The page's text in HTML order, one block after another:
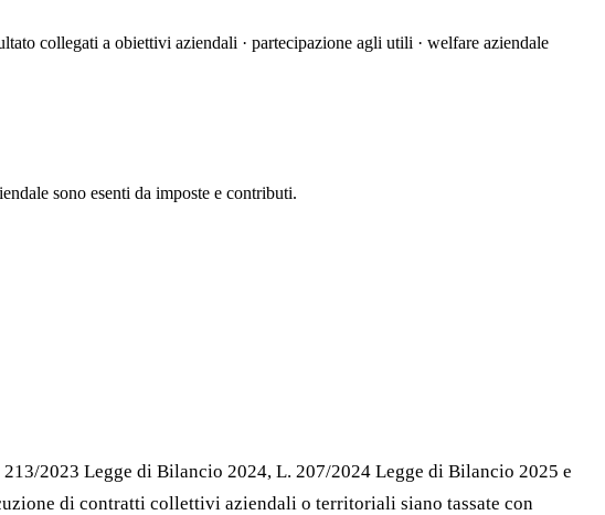
collegati a obiettivi aziendali · partecipazione agli utili · welfare aziendale
sono esenti da imposte e contributi.
2023 Legge di Bilancio 2024, L. 207/2024 Legge di Bilancio 2025 e
di contratti collettivi aziendali o territoriali siano tassate con